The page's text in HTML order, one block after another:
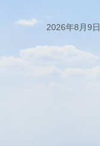
2026年8月9日